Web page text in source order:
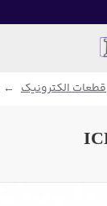
قطعات الکترونیک